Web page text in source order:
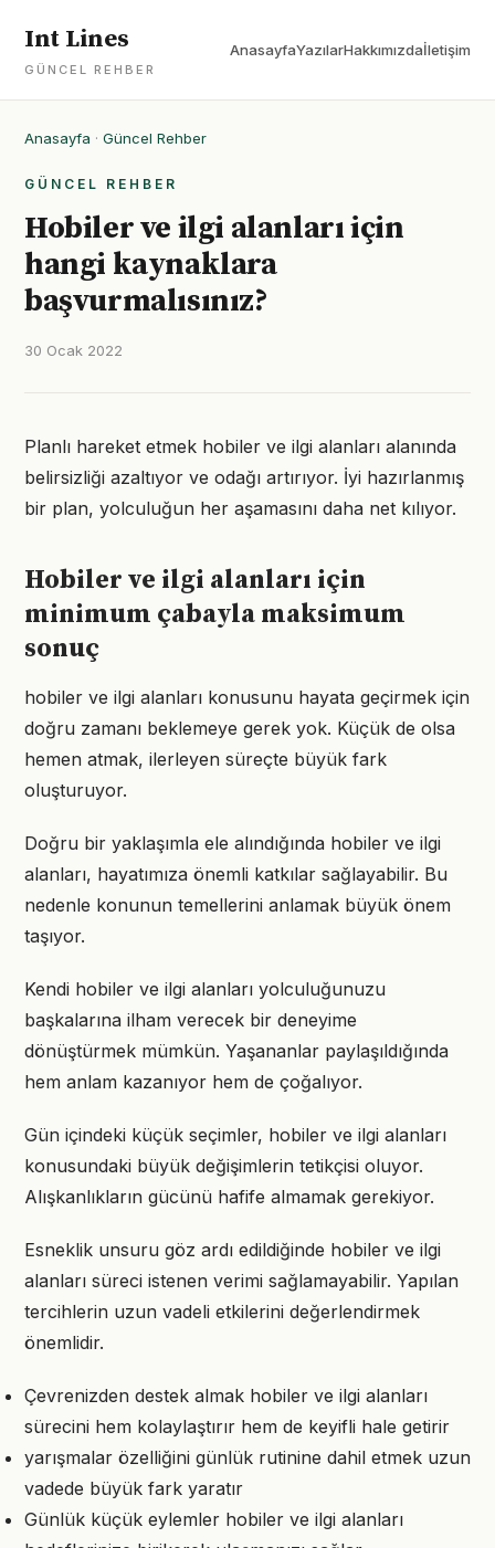
Int Lines
GÜNCEL REHBER
AnasayfaYazılarHakkımızdaİletişim
Anasayfa · Güncel Rehber
GÜNCEL REHBER
Hobiler ve ilgi alanları için
hangi kaynaklara
başvurmalısınız?
30 Ocak 2022
Planlı hareket etmek hobiler ve ilgi alanları alanında
belirsizliği azaltıyor ve odağı artırıyor. İyi hazırlanmış
bir plan, yolculuğun her aşamasını daha net kılıyor.
Hobiler ve ilgi alanları için
minimum çabayla maksimum
sonuç
hobiler ve ilgi alanları konusunu hayata geçirmek için
doğru zamanı beklemeye gerek yok. Küçük de olsa
hemen atmak, ilerleyen süreçte büyük fark
oluşturuyor.
Doğru bir yaklaşımla ele alındığında hobiler ve ilgi
alanları, hayatımıza önemli katkılar sağlayabilir. Bu
nedenle konunun temellerini anlamak büyük önem
taşıyor.
Kendi hobiler ve ilgi alanları yolculuğunuzu
başkalarına ilham verecek bir deneyime
dönüştürmek mümkün. Yaşananlar paylaşıldığında
hem anlam kazanıyor hem de çoğalıyor.
Gün içindeki küçük seçimler, hobiler ve ilgi alanları
konusundaki büyük değişimlerin tetikçisi oluyor.
Alışkanlıkların gücünü hafife almamak gerekiyor.
Esneklik unsuru göz ardı edildiğinde hobiler ve ilgi
alanları süreci istenen verimi sağlamayabilir. Yapılan
tercihlerin uzun vadeli etkilerini değerlendirmek
önemlidir.
Çevrenizden destek almak hobiler ve ilgi alanları
sürecini hem kolaylaştırır hem de keyifli hale getirir
yarışmalar özelliğini günlük rutinine dahil etmek uzun
vadede büyük fark yaratır
Günlük küçük eylemler hobiler ve ilgi alanları